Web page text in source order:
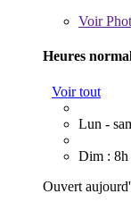
Voir
Heures
Voir tout
Lun -
Dim : 8h
Ouvert